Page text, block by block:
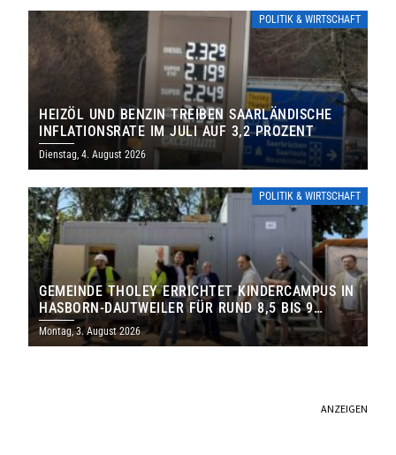
POLITIK & WIRTSCHAFT
HEIZÖL UND BENZIN TREIBEN SAARLÄNDISCHE
INFLATIONSRATE IM JULI AUF 3,2 PROZENT
Dienstag, 4. August 2026
POLITIK & WIRTSCHAFT
GEMEINDE THOLEY ERRICHTET KINDERCAMPUS IN
HASBORN-DAUTWEILER FÜR RUND 8,5 BIS 9
MILLIONEN EURO
Montag, 3. August 2026
ANZEIGEN